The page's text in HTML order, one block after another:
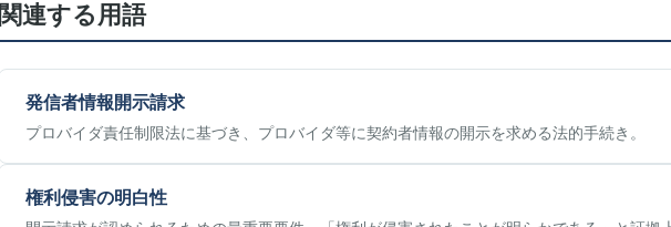
関連する用語
発信者情報開示請求
プロバイダ責任制限法に基づき、プロバイダ等に契約者情報の開示を求める法的手続き。
権利侵害の明白性